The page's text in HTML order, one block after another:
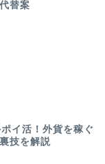
替案
イ活！外貨を稼ぐ
技を解説